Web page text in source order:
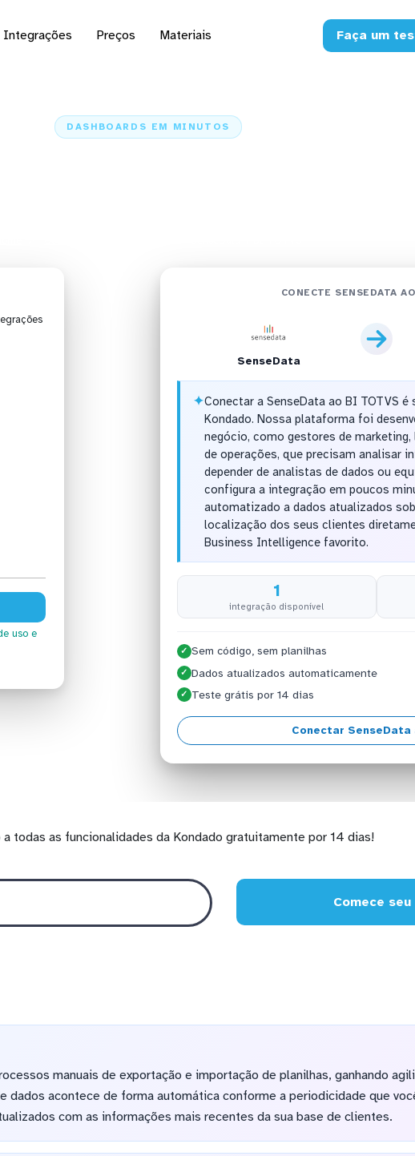
Integrações Preços Materiais Faça um
DASHBOARDS EM MINUTOS
uso e
CONECTE SENSEDATA
SenseData
✦Conectar a SenseData ao BI TOTVS
Kondado. Nossa plataforma foi
negócio, como gestores de marketing,
de operações, que precisam analisar
depender de analistas de dados ou
configura a integração em poucos
automatizado a dados atualizados
localização dos seus clientes
Business Intelligence favorito.
1
integração disponível
✓ Sem código, sem planilhas
✓ Dados atualizados automaticamente
✓ Teste grátis por 14 dias
Conectar
a todas as funcionalidades da Kondado gratuitamente por 14 dias!
Comece
manuais de exportação e importação de planilhas, ganhando
dados acontece de forma automática conforme a periodicidade que
com as informações mais recentes da sua base de clientes.